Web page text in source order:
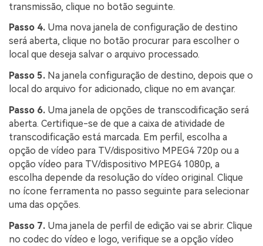
transmissão, clique no botão seguinte.
Passo 4. Uma nova janela de configuração de destino
será aberta, clique no botão procurar para escolher o
local que deseja salvar o arquivo processado.
Passo 5. Na janela configuração de destino, depois que o
local do arquivo for adicionado, clique no em avançar.
Passo 6. Uma janela de opções de transcodificação será
aberta. Certifique-se de que a caixa de atividade de
transcodificação está marcada. Em perfil, escolha a
opção de vídeo para TV/dispositivo MPEG4 720p ou a
opção vídeo para TV/dispositivo MPEG4 1080p, a
escolha depende da resolução do vídeo original. Clique
no ícone ferramenta no passo seguinte para selecionar
uma das opções.
Passo 7. Uma janela de perfil de edição vai se abrir. Clique
no codec do vídeo e logo, verifique se a opção vídeo